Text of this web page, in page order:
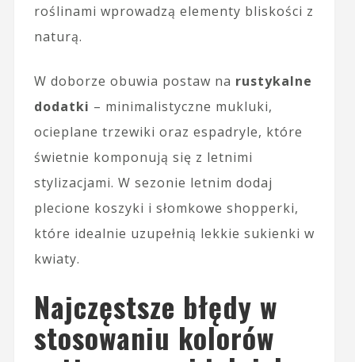
roślinami wprowadzą elementy bliskości z
naturą.
W doborze obuwia postaw na rustykalne
dodatki – minimalistyczne mukluki,
ocieplane trzewiki oraz espadryle, które
świetnie komponują się z letnimi
stylizacjami. W sezonie letnim dodaj
plecione koszyki i słomkowe shopperki,
które idealnie uzupełnią lekkie sukienki w
kwiaty.
Najczęstsze błędy w
stosowaniu kolorów